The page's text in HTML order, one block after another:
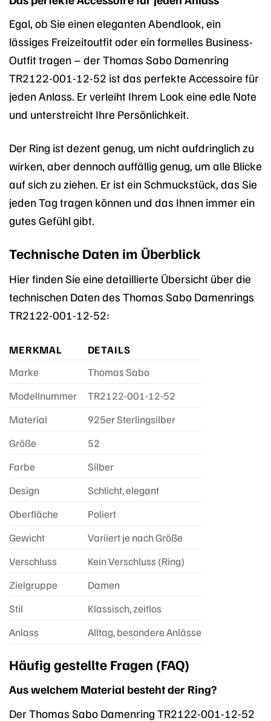
Egal, ob Sie einen eleganten Abendlook, ein
lässiges Freizeitoutfit oder ein formelles Business-
Outfit tragen – der Thomas Sabo Damenring
TR2122-001-12-52 ist das perfekte Accessoire für
jeden Anlass. Er verleiht Ihrem Look eine edle Note
und unterstreicht Ihre Persönlichkeit.
Der Ring ist dezent genug, um nicht aufdringlich zu
wirken, aber dennoch auffällig genug, um alle Blicke
auf sich zu ziehen. Er ist ein Schmuckstück, das Sie
jeden Tag tragen können und das Ihnen immer ein
gutes Gefühl gibt.
Technische Daten im Überblick
Hier finden Sie eine detaillierte Übersicht über die
technischen Daten des Thomas Sabo Damenrings
TR2122-001-12-52:
MERKMAL
DETAILS
Marke
Thomas Sabo
Modellnummer
TR2122-001-12-52
Material
925er Sterlingsilber
Größe
52
Farbe
Silber
Design
Schlicht, elegant
Oberfläche
Poliert
Gewicht
Variiert je nach Größe
Verschluss
Kein Verschluss (Ring)
Zielgruppe
Damen
Stil
Klassisch, zeitlos
Anlass
Alltag, besondere Anlässe
Häufig gestellte Fragen (FAQ)
Aus welchem Material besteht der Ring?
Der Thomas Sabo Damenring TR2122-001-12-52